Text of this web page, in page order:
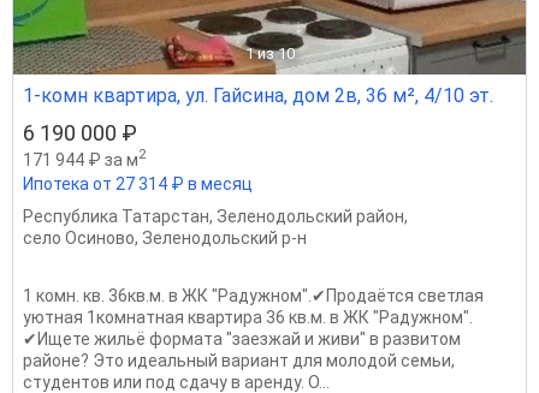
1 из 10
1-комн квартира, ул. Гайсина, дом 2в, 36 м², 4/10 эт.
6 190 000 ₽
171 944 ₽ за м2
Ипотека от 27 314 ₽ в месяц
Республика Татарстан, Зеленодольский район,
село Осиново, Зеленодольский р-н
1 комн. кв. 36кв.м. в ЖК "Радужном".✔Продаётся светлая
уютная 1комнатная квартира 36 кв.м. в ЖК "Радужном".
✔Ищете жильё формата "заезжай и живи" в развитом
районе? Это идеальный вариант для молодой семьи,
студентов или под сдачу в аренду. О...